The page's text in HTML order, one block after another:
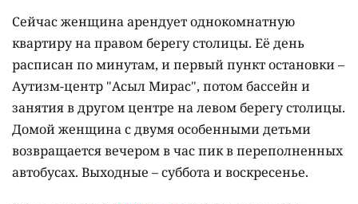
Сейчас женщина арендует однокомнатную
квартиру на правом берегу столицы. Её день
расписан по минутам, и первый пункт остановки –
Аутизм-центр "Асыл Мирас", потом бассейн и
занятия в другом центре на левом берегу столицы.
Домой женщина с двумя особенными детьми
возвращается вечером в час пик в переполненных
автобусах. Выходные – суббота и воскресенье.